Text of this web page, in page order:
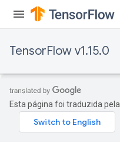
TensorFlow v1.15.0
Esta página foi traduzida pela